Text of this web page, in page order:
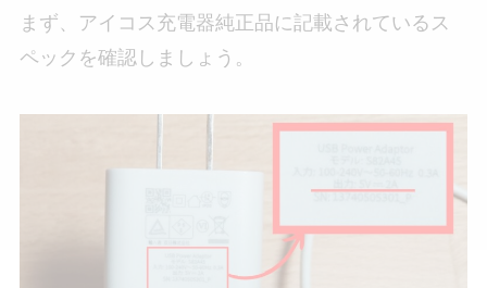
まず、アイコス充電器純正品に記載されているス
ペックを確認しましょう。